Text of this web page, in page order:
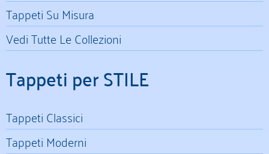
Tappeti Su Misura
Vedi Tutte Le Collezioni
Tappeti per STILE
Tappeti Classici
Tappeti Moderni